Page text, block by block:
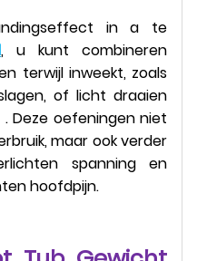
in a te
, u kunt combineren
terwijl inweekt, zoals
of licht draaien
Deze oefeningen niet
maar ook verder
spanning en
hoofdpijn.